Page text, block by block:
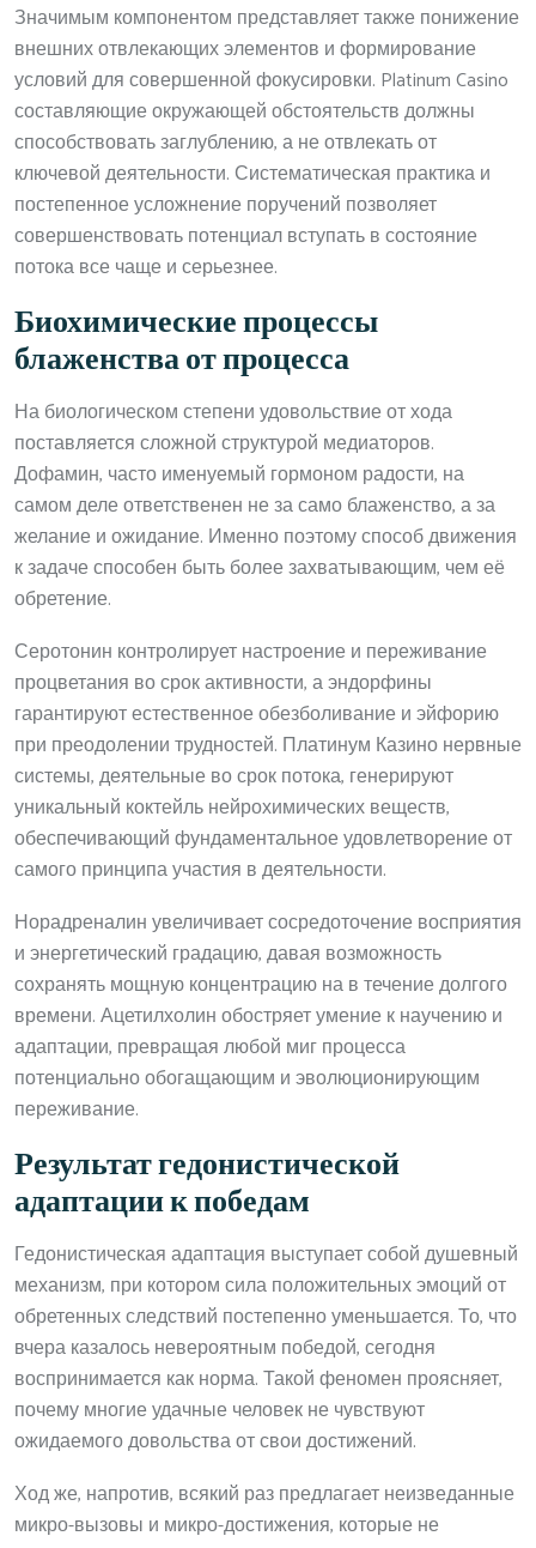
Значимым компонентом представляет также понижение
внешних отвлекающих элементов и формирование
условий для совершенной фокусировки. Platinum Casino
составляющие окружающей обстоятельств должны
способствовать заглублению, а не отвлекать от
ключевой деятельности. Систематическая практика и
постепенное усложнение поручений позволяет
совершенствовать потенциал вступать в состояние
потока все чаще и серьезнее.
Биохимические процессы
блаженства от процесса
На биологическом степени удовольствие от хода
поставляется сложной структурой медиаторов.
Дофамин, часто именуемый гормоном радости, на
самом деле ответственен не за само блаженство, а за
желание и ожидание. Именно поэтому способ движения
к задаче способен быть более захватывающим, чем её
обретение.
Серотонин контролирует настроение и переживание
процветания во срок активности, а эндорфины
гарантируют естественное обезболивание и эйфорию
при преодолении трудностей. Платинум Казино нервные
системы, деятельные во срок потока, генерируют
уникальный коктейль нейрохимических веществ,
обеспечивающий фундаментальное удовлетворение от
самого принципа участия в деятельности.
Норадреналин увеличивает сосредоточение восприятия
и энергетический градацию, давая возможность
сохранять мощную концентрацию на в течение долгого
времени. Ацетилхолин обостряет умение к научению и
адаптации, превращая любой миг процесса
потенциально обогащающим и эволюционирующим
переживание.
Результат гедонистической
адаптации к победам
Гедонистическая адаптация выступает собой душевный
механизм, при котором сила положительных эмоций от
обретенных следствий постепенно уменьшается. То, что
вчера казалось невероятным победой, сегодня
воспринимается как норма. Такой феномен проясняет,
почему многие удачные человек не чувствуют
ожидаемого довольства от свои достижений.
Ход же, напротив, всякий раз предлагает неизведанные
микро-вызовы и микро-достижения, которые не